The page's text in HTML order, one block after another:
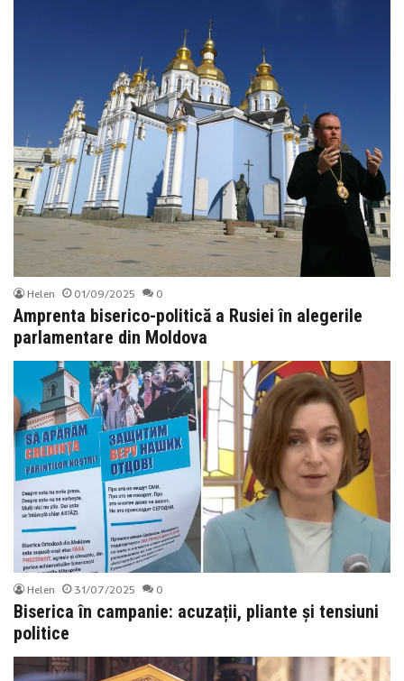
Helen 01/09/2025 0
Amprenta biserico-politică a Rusiei în alegerile
parlamentare din Moldova
Helen 31/07/2025 0
Biserica în campanie: acuzații, pliante și tensiuni
politice